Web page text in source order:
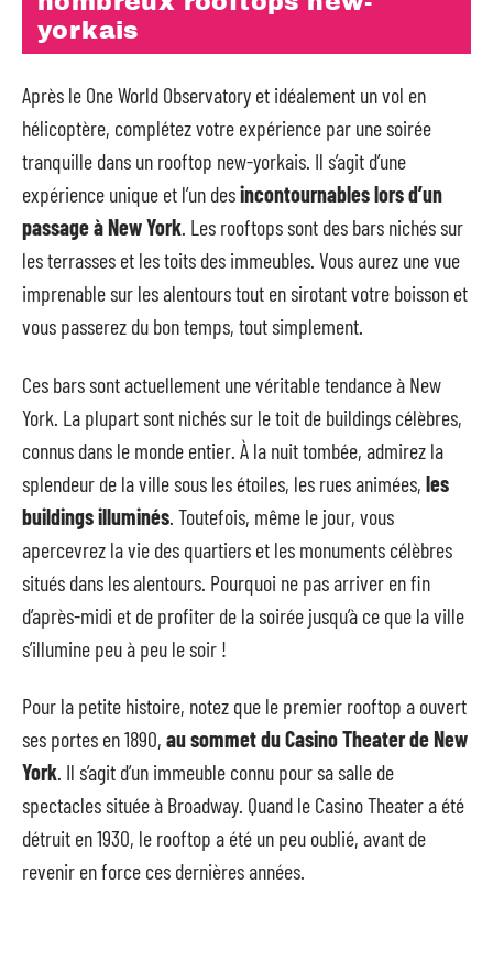
yorkais
Après le One World Observatory et idéalement un vol en
hélicoptère, complétez votre expérience par une soirée
tranquille dans un rooftop new-yorkais. Il s’agit d’une
expérience unique et l’un desincontournables lors d’un
passage à New York. Les rooftops sont des bars nichés sur
les terrasses et les toits des immeubles. Vous aurez une vue
imprenable sur les alentours tout en sirotant votre boisson et
vous passerez du bon temps, tout simplement.
Ces bars sont actuellement une véritable tendance à New
York. La plupart sont nichés sur le toit de buildings célèbres,
connus dans le monde entier. À la nuit tombée, admirez la
splendeur de la ville sous les étoiles, les rues animées, les
buildings illuminés . Toutefois, même le jour, vous
apercevrez la vie des quartiers et les monuments célèbres
situés dans les alentours. Pourquoi ne pas arriver en fin
d’après-midi et de profiter de la soirée jusqu’à ce que la ville
s’illumine peu à peu le soir !
Pour la petite histoire, notez que le premier rooftop a ouvert
ses portes en 1890, au sommet du Casino Theater de New
York. Il s’agit d’un immeuble connu pour sa salle de
spectacles située à Broadway. Quand le Casino Theater a été
détruit en 1930, le rooftop a été un peu oublié, avant de
revenir en force ces dernières années.